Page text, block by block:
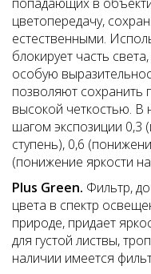
цветопередачу,
естественными.
блокирует часть
особую
позволяют сохранить
высокой четкостью.
шагом экспозиции 0,3
ступень), 0,6
(понижение яркости
Plus Green. Фильтр,
цвета в спектр
природе, придает
для густой листвы,
наличии имеется